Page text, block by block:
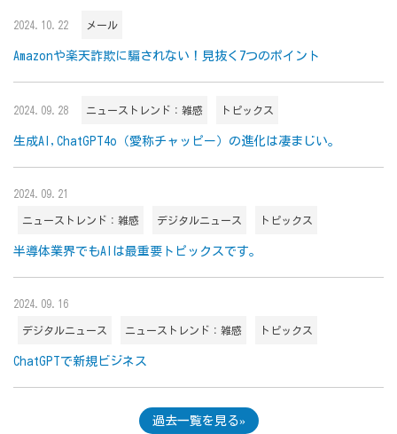
2024.10.22 メール
Amazonや楽天詐欺に騙されない！見抜く7つのポイント
2024.09.28 ニューストレンド：雑感 トピックス
生成AI,ChatGPT4o（愛称チャッピー）の進化は凄まじい。
2024.09.21
ニューストレンド：雑感 デジタルニュース トピックス
半導体業界でもAIは最重要トピックスです。
2024.09.16
デジタルニュース ニューストレンド：雑感 トピックス
ChatGPTで新規ビジネス
過去一覧を見る